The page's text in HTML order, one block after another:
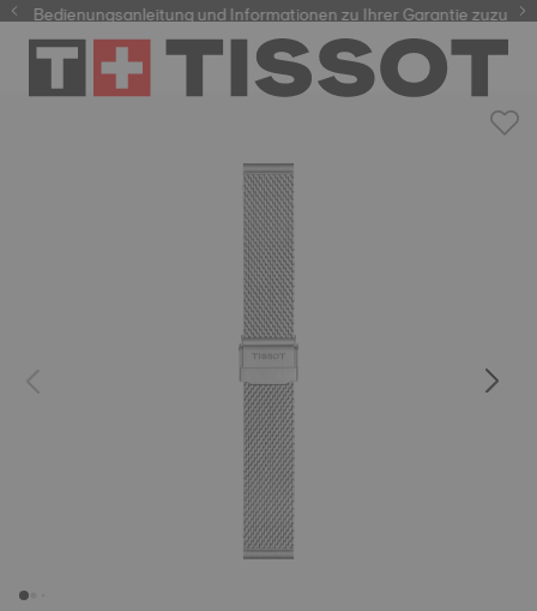
Bedienungsanleitung und Informationen zu Ihrer Garantie